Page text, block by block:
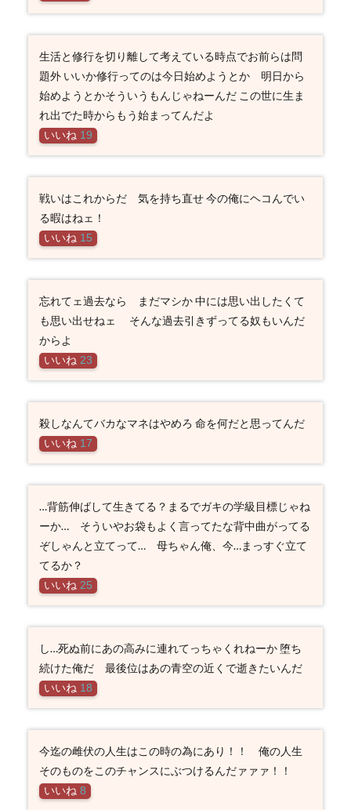
生活と修行を切り離して考えている時点でお前らは問
題外 いいか修行ってのは今日始めようとか 明日から
始めようとかそういうもんじゃねーんだ この世に生ま
れ出でた時からもう始まってんだよ
いいね 19
戦いはこれからだ 気を持ち直せ 今の俺にヘコんでい
る暇はねェ！
いいね 15
忘れてェ過去なら まだマシか 中には思い出したくて
も思い出せねェ そんな過去引きずってる奴もいんだ
からよ
いいね 23
殺しなんてバカなマネはやめろ 命を何だと思ってんだ
いいね 17
…背筋伸ばして生きてる？まるでガキの学級目標じゃね
ーか… そういやお袋もよく言ってたな背中曲がってる
ぞしゃんと立てって… 母ちゃん俺、今…まっすぐ立て
てるか？
いいね 25
し…死ぬ前にあの高みに連れてっちゃくれねーか 堕ち
続けた俺だ 最後位はあの青空の近くで逝きたいんだ
いいね 18
今迄の雌伏の人生はこの時の為にあり！！ 俺の人生
そのものをこのチャンスにぶつけるんだァァァ！！
いいね 8